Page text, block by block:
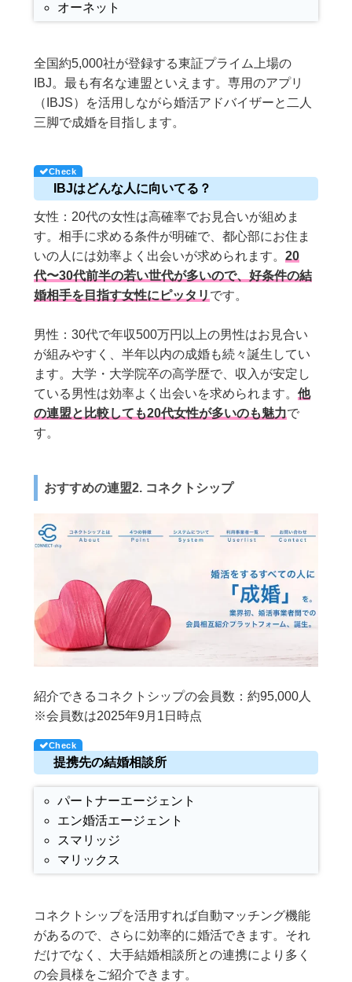
オーネット
全国約5,000社が登録する東証プライム上場の
IBJ。最も有名な連盟といえます。専用のアプリ
（IBJS）を活用しながら婚活アドバイザーと二人
三脚で成婚を目指します。
IBJはどんな人に向いてる？
女性：20代の女性は高確率でお見合いが組めま
す。相手に求める条件が明確で、都心部にお住ま
いの人には効率よく出会いが求められます。20
代〜30代前半の若い世代が多いので、好条件の結
婚相手を目指す女性にピッタリです。
男性：30代で年収500万円以上の男性はお見合い
が組みやすく、半年以内の成婚も続々誕生してい
ます。大学・大学院卒の高学歴で、収入が安定し
ている男性は効率よく出会いを求められます。他
の連盟と比較しても20代女性が多いのも魅力で
す。
おすすめの連盟2. コネクトシップ
紹介できるコネクトシップの会員数：約95,000人
※会員数は2025年9月1日時点
提携先の結婚相談所
パートナーエージェント
エン婚活エージェント
スマリッジ
マリックス
コネクトシップを活用すれば自動マッチング機能
があるので、さらに効率的に婚活できます。それ
だけでなく、大手結婚相談所との連携により多く
の会員様をご紹介できます。